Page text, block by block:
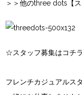
＞＞他のthree dots【
☆スタッフ募集はコチ
フレンチカジュアルス